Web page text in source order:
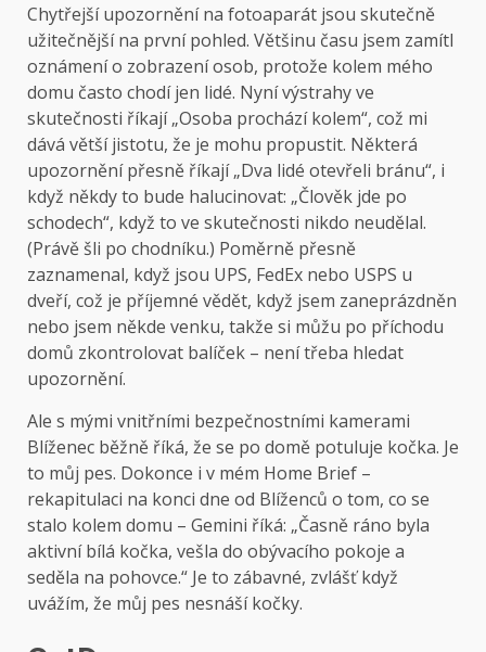
Chytřejší upozornění na fotoaparát jsou skutečně
užitečnější na první pohled. Většinu času jsem zamítl
oznámení o zobrazení osob, protože kolem mého
domu často chodí jen lidé. Nyní výstrahy ve
skutečnosti říkají „Osoba prochází kolem“, což mi
dává větší jistotu, že je mohu propustit. Některá
upozornění přesně říkají „Dva lidé otevřeli bránu“, i
když někdy to bude halucinovat: „Člověk jde po
schodech“, když to ve skutečnosti nikdo neudělal.
(Právě šli po chodníku.) Poměrně přesně
zaznamenal, když jsou UPS, FedEx nebo USPS u
dveří, což je příjemné vědět, když jsem zaneprázdněn
nebo jsem někde venku, takže si můžu po příchodu
domů zkontrolovat balíček – není třeba hledat
upozornění.
Ale s mými vnitřními bezpečnostními kamerami
Blíženec běžně říká, že se po domě potuluje kočka. Je
to můj pes. Dokonce i v mém Home Brief –
rekapitulaci na konci dne od Blíženců o tom, co se
stalo kolem domu – Gemini říká: „Časně ráno byla
aktivní bílá kočka, vešla do obývacího pokoje a
seděla na pohovce.“ Je to zábavné, zvlášť když
uvážím, že můj pes nesnáší kočky.